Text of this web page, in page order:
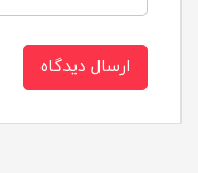
ارسال دیدگاه